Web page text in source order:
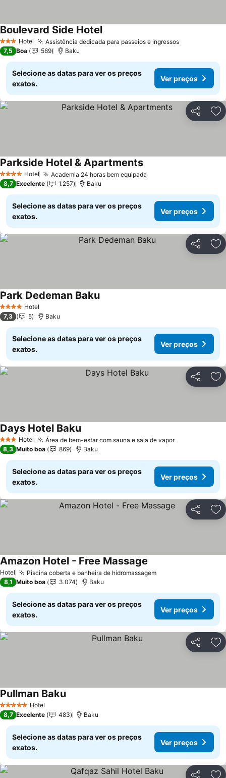
3 EstrelasHotel Assistência dedicada para passeios e ingressosVer preços
Boulevard Side HotelVer preços
7,5 Boa 569 Baku
Selecione as datas para ver os preços
exatos.
Ver preços
Partilhar
4 EstrelasHotel Academia 24 horas bem equipada
Parkside Hotel & ApartmentsVer preços
8,7 Excelente 1.257 Baku
Selecione as datas para ver os preços
exatos.
Ver preços
Partilhar
4 EstrelasHotel
Park Dedeman BakuVer preços
7,3 5 Baku
Selecione as datas para ver os preços
exatos.
Ver preços
Partilhar
3 EstrelasHotel Área de bem-estar com sauna e sala de vaporVer preços
Days Hotel BakuVer preços
8,3 Muito boa 869 Baku
Selecione as datas para ver os preços
exatos.
Ver preços
Partilhar
Hotel Piscina coberta e banheira de hidromassagemVer preços
Amazon Hotel - Free Massage
8,1 Muito boa 3.074 Baku
Selecione as datas para ver os preços
exatos.
Ver preços
Partilhar
5 Estrelas Hotel
Pullman BakuVer preços
8,7 Excelente 483 Baku
Selecione as datas para ver os preços
exatos.
Ver preços